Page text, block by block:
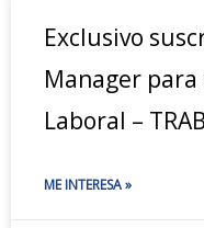
Exclusivo
Manager
Laboral –
ME INTERESA »